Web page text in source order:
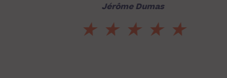
Jérôme Dumas
★★★★★